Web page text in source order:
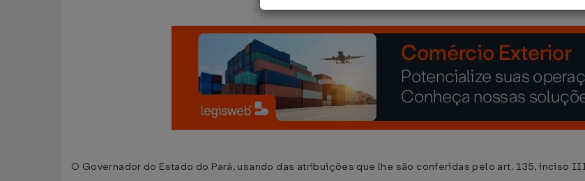
O Governador do Estado do Pará, usando das atribuições que lhe são conferidas pelo art. 135, inciso